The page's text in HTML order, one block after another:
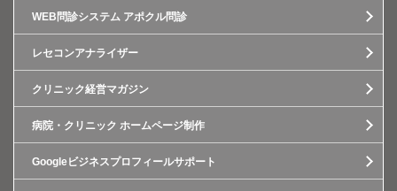
WEB問診システム アポクル問診
レセコンアナライザー
クリニック経営マガジン
病院・クリニック ホームページ制作
Googleビジネスプロフィールサポート